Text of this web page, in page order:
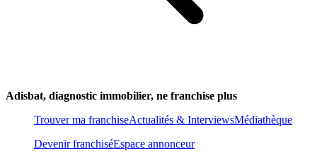
Adisbat, diagnostic immobilier, ne franchise plus
Trouver ma franchiseActualités & InterviewsMédiathèque
Devenir franchiséEspace annonceur